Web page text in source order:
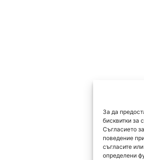
За да
бисквитки за
Съгласието
поведение
съгласите
определени